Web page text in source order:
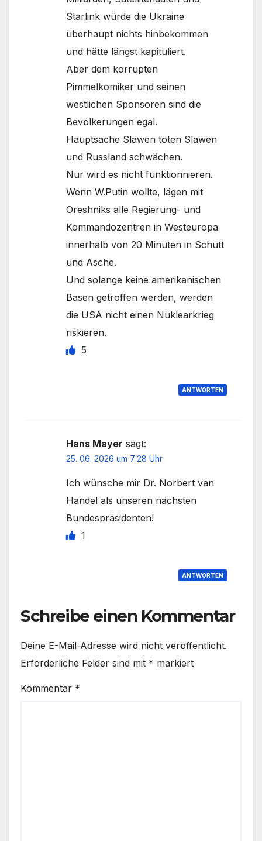
Starlink würde die Ukraine
überhaupt nichts hinbekommen
und hätte längst kapituliert.
Aber dem korrupten
Pimmelkomiker und seinen
westlichen Sponsoren sind die
Bevölkerungen egal.
Hauptsache Slawen töten Slawen
und Russland schwächen.
Nur wird es nicht funktionnieren.
Wenn W.Putin wollte, lägen mit
Oreshniks alle Regierung- und
Kommandozentren in Westeuropa
innerhalb von 20 Minuten in Schutt
und Asche.
Und solange keine amerikanischen
Basen getroffen werden, werden
die USA nicht einen Nuklearkrieg
riskieren.
5
ANTWORTEN
Hans Mayer sagt:
25. 06. 2026 um 7:28 Uhr
Ich wünsche mir Dr. Norbert van
Handel als unseren nächsten
Bundespräsidenten!
1
ANTWORTEN
Schreibe einen Kommentar
Deine E-Mail-Adresse wird nicht veröffentlicht.
Erforderliche Felder sind mit * markiert
Kommentar *